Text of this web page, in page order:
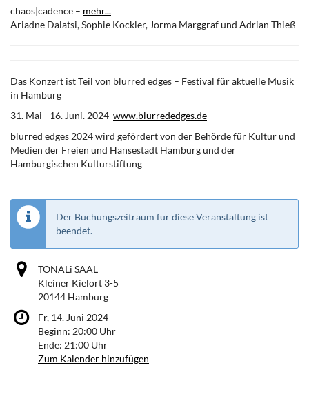
chaos|cadence – mehr...
Ariadne Dalatsi, Sophie Kockler, Jorma Marggraf und Adrian Thieß
Das Konzert ist Teil von blurred edges – Festival für aktuelle Musik
in Hamburg
31. Mai - 16. Juni. 2024 www.blurrededges.de
blurred edges 2024 wird gefördert von der Behörde für Kultur und
Medien der Freien und Hansestadt Hamburg und der
Hamburgischen Kulturstiftung
Der Buchungszeitraum für diese Veranstaltung ist
beendet.
TONALi SAAL
Kleiner Kielort 3-5
20144 Hamburg
Fr, 14. Juni 2024
Beginn: 20:00 Uhr
Ende: 21:00 Uhr
Zum Kalender hinzufügen